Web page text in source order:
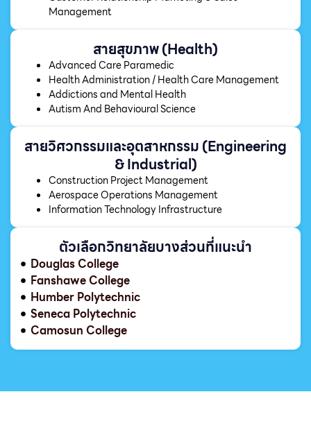
Management
สายสุขภาพ (Health)
Advanced Care Paramedic
Health Administration / Health Care Management
Addictions and Mental Health
Autism And Behavioural Science
สายวิศวกรรมและอุตสาหกรรม (Engineering
& Industrial)
Construction Project Management
Aerospace Operations Management
Information Technology Infrastructure
ตัวเลือกวิทยาลัยบางส่วนที่แนะนำ
Douglas College
Fanshawe College
Humber Polytechnic
Seneca Polytechnic
Camosun College